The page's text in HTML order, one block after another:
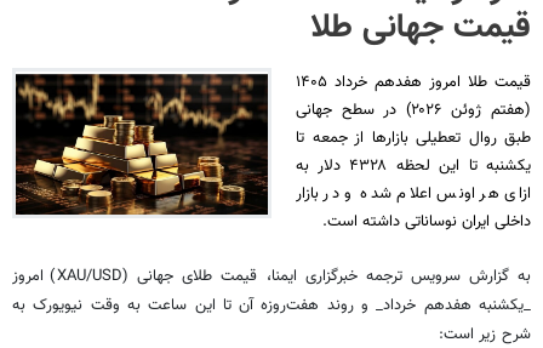
قیمت جهانی طلا
قیمت طلا امروز هفدهم خرداد ۱۴۰۵
(‌هفتم ژوئن ۲۰۲۶) در سطح جهانی
طبق روال تعطیلی بازارها از جمعه تا
یکشنبه تا این لحظه ۴۳۲۸ دلار به
ازای هر اونس اعلام شده و در بازار
داخلی ایران نوساناتی داشته است.
به گزارش سرویس ترجمه خبرگزاری ایمنا، قیمت طلای جهانی (XAU/USD) امروز
_یکشنبه هفدهم خرداد_ و روند هفت‌روزه آن تا این ساعت به وقت نیویورک به
شرح زیر است: